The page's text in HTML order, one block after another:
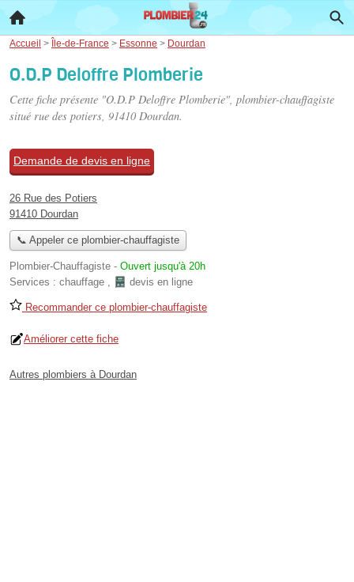
Accueil > Île-de-France > Essonne > Dourdan
O.D.P Deloffre Plomberie
Cette fiche présente "O.D.P Deloffre Plomberie", plombier-chauffagiste
situé rue des potiers, 91410 Dourdan.
Demande de devis en ligne
26 Rue des Potiers
91410 Dourdan
📞 Appeler ce plombier-chauffagiste
Plombier-Chauffagiste - Ouvert jusqu'à 20h
Services : chauffage , devis en ligne
Recommander ce plombier-chauffagiste
Améliorer cette fiche
Autres plombiers à Dourdan